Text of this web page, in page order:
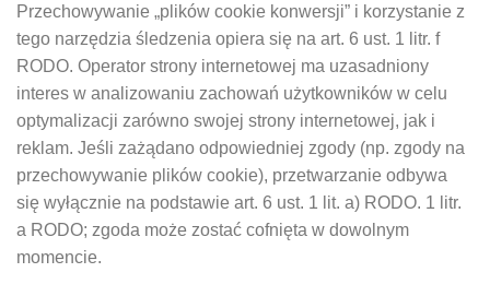
Przechowywanie „plików cookie konwersji” i korzystanie z
tego narzędzia śledzenia opiera się na art. 6 ust. 1 litr. f
RODO. Operator strony internetowej ma uzasadniony
interes w analizowaniu zachowań użytkowników w celu
optymalizacji zarówno swojej strony internetowej, jak i
reklam. Jeśli zażądano odpowiedniej zgody (np. zgody na
przechowywanie plików cookie), przetwarzanie odbywa
się wyłącznie na podstawie art. 6 ust. 1 lit. a) RODO. 1 litr.
a RODO; zgoda może zostać cofnięta w dowolnym
momencie.